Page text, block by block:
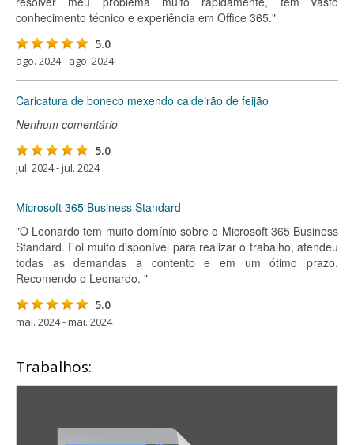
conhecimento técnico e experiência em Office 365."
5.0
ago. 2024 - ago. 2024
Caricatura de boneco mexendo caldeirão de feijão
Nenhum comentário
5.0
jul. 2024 - jul. 2024
Microsoft 365 Business Standard
"O Leonardo tem muito domínio sobre o Microsoft 365 Business
Standard. Foi muito disponível para realizar o trabalho, atendeu
todas as demandas a contento e em um ótimo prazo.
Recomendo o Leonardo. "
5.0
mai. 2024 - mai. 2024
Trabalhos: